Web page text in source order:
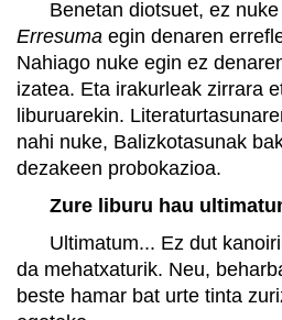
Benetan diotsuet, ez
Erresuma egin denaren
Nahiago nuke egin ez
izatea. Eta irakurleak zirrara
liburuarekin.
nahi nuke, Balizkotasunak
dezakeen probokazioa.
Zure liburu hau
Ultimatum... Ez dut
da mehatxaturik. Neu,
beste hamar bat urte tinta